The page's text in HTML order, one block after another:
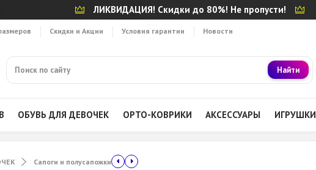
ЛИКВИДАЦИЯ! Скидки до 80%! Не пропусти!
Скидки и Акции Условия гарантии Новости
Найти
ОБУВЬ ДЛЯ ДЕВОЧЕК ОРТО-КОВРИКИ АКСЕССУАРЫ ИГРУШКИ
Сапоги и полусапожки